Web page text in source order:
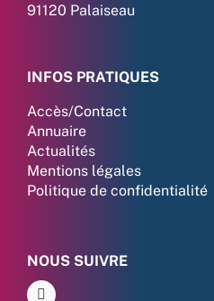
91120 Palaiseau
INFOS PRATIQUES
Accès/Contact
Annuaire
Actualités
Mentions légales
Politique de confidentialité
NOUS SUIVRE